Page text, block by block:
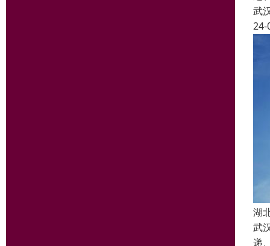
武
24-
湖
武
递